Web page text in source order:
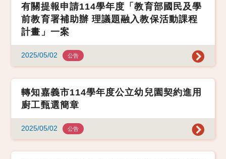
有關提報申請114學年度「教育部國民及學
前教育署補助辦 理議題融入教保活動課程
計畫」一案
2025/05/02 公告
轉知嘉義市114學年度公立幼兒園契約進用
廚工甄選簡章
2025/05/02 公告